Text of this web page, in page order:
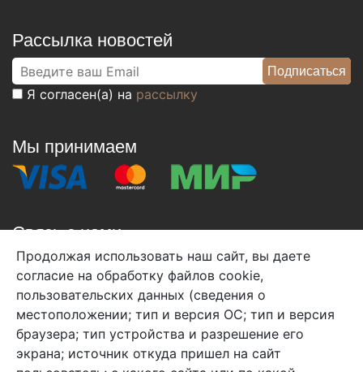
Рассылка новостей
Я согласен(а) на рассылку
Мы принимаем
Связь с нами
+7 (495) 933-38-08
info@arben-textile.ru- оптовые продажи
Продолжая использовать наш сайт, вы даете
согласие на обработку файлов cookie,
пользовательских данных (сведения о
местоположении; тип и версия ОС; тип и версия
браузера; тип устройства и разрешение его
экрана; источник откуда пришел на сайт